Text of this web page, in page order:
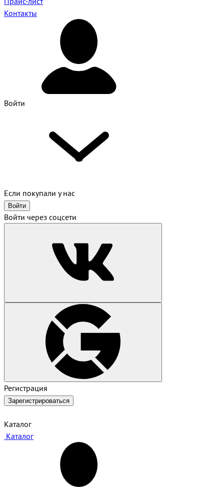
Контакты
Войти
Если покупали у нас
Войти
Войти через соцсети
Регистрация
Зарегистрироваться
Каталог
Каталог